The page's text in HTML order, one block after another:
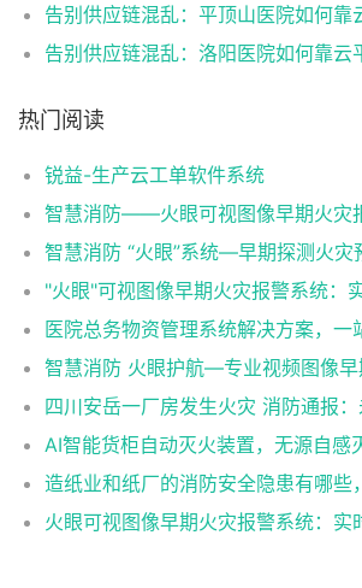
热门阅读
锐益-生产云工单软件系统
智慧消防 “火眼”系统—早期探测火灾
AI智能货柜自动灭火装置，无源自感